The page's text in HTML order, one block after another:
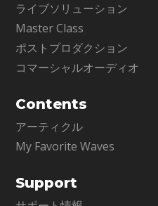
ライブソリューション
Master Class
ポストプロダクション
コマーシャルオーディオ
Contents
アーティクル
My Favorite Waves
Support